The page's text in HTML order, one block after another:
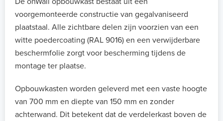
voorgemonteerde constructie van gegalvaniseerd
plaatstaal. Alle zichtbare delen zijn voorzien van een
witte poedercoating (RAL 9016) en een verwijderbare
beschermfolie zorgt voor bescherming tijdens de
montage ter plaatse.
Opbouwkasten worden geleverd met een vaste hoogte
van 700 mm en diepte van 150 mm en zonder
achterwand. Dit betekent dat de verdelerkast boven de